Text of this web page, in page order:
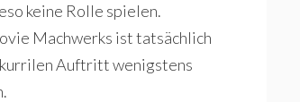
keine Rolle spielen.
Machwerks ist tatsächlich
Auftritt wenigstens